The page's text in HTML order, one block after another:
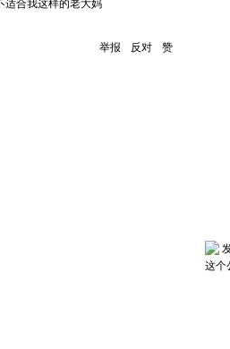
适合我这样的老大妈
举报 反对 赞
这个